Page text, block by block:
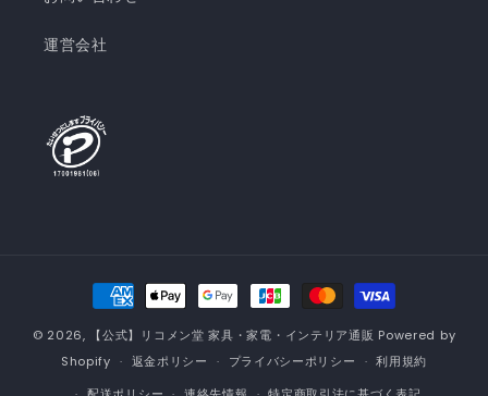
運営会社
決
済
方
法
© 2026, 【公式】リコメン堂 家具・家電・インテリア通販 Powered by
Shopify
返金ポリシー プライバシーポリシー
利用規約